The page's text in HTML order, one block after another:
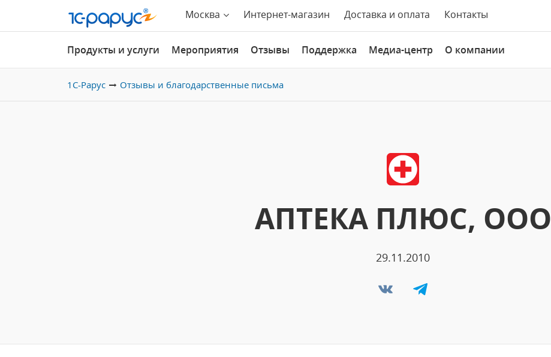
Москва Интернет-магазин Доставка и оплата Контакты
Продукты и услуги Мероприятия Отзывы Поддержка Медиа-центр О компании
1С-Рарус Отзывы и благодарственные письма
АПТЕКА ПЛЮС, ООО
29.11.2010